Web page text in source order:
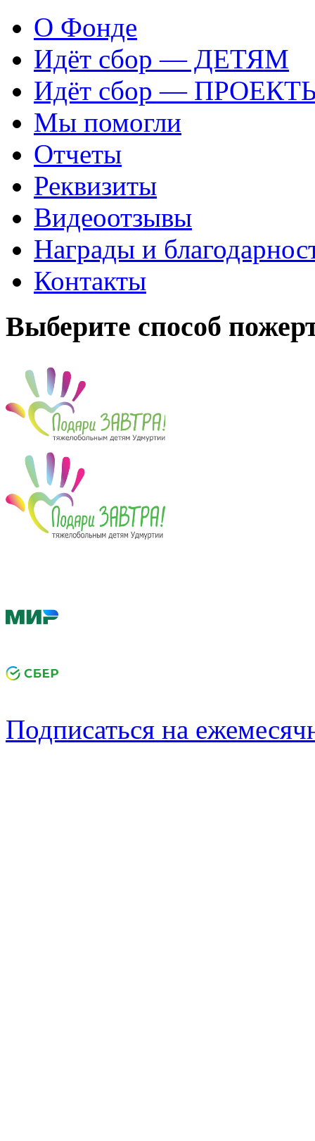
О Фонде
Идёт сбор — ДЕТЯМ
Идёт сбор —
Мы помогли
Отчеты
Реквизиты
Видеоотзывы
Награды и
Контакты
Выберите способ
Подписаться на